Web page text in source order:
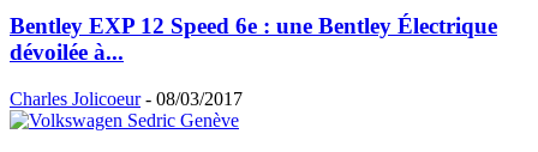
Bentley EXP 12 Speed 6e : une Bentley Électrique
dévoilée à...
Charles Jolicoeur - 08/03/2017